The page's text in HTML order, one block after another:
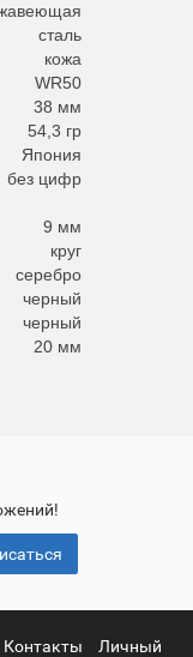
сталь
кожа
WR50
38 мм
54,3 гр
Япония
без цифр
9 мм
круг
серебро
черный
черный
20 мм
Контакты Личный